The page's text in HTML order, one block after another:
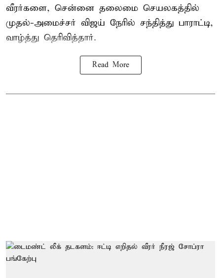
வீரர்களை, சென்னை தலைமை செயலகத்தில்
முதல்-அமைச்சர் விஜய் நேரில் சந்தித்து பாராட்டி,
வாழ்த்து தெரிவித்தார்.
Read More